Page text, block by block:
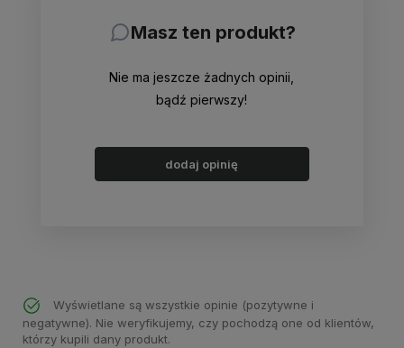
Masz ten produkt?
Nie ma jeszcze żadnych opinii,
bądź pierwszy!
dodaj opinię
Wyświetlane są wszystkie opinie (pozytywne i
negatywne). Nie weryfikujemy, czy pochodzą one od klientów,
którzy kupili dany produkt.